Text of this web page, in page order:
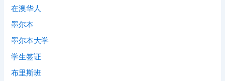
在澳华人
墨尔本
墨尔本大学
学生签证
布里斯班